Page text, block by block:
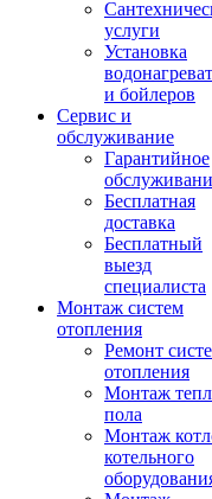
услуги
Установка
и бойлеров
Сервис и
обслуживание
Гарантийное
Бесплатная
доставка
Бесплатный
выезд
специалиста
Монтаж систем
отопления
Ремонт
отопления
Монтаж
пола
Монтаж
котельного